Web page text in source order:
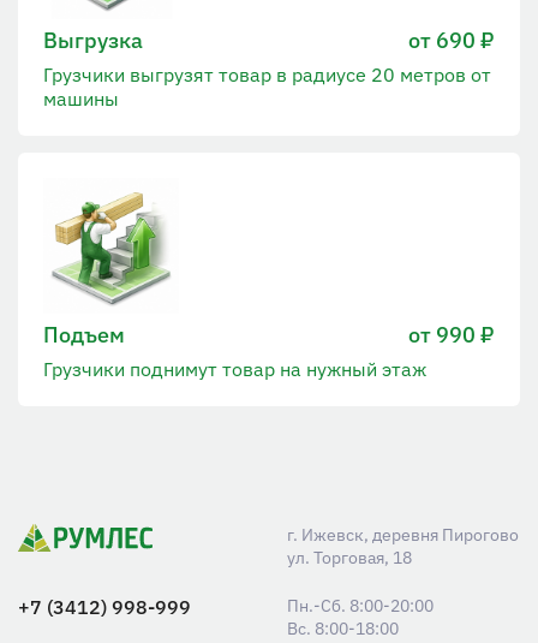
Выгрузка от 690 ₽
Грузчики выгрузят товар в радиусе 20 метров от
машины
Подъем от 990 ₽
Грузчики поднимут товар на нужный этаж
г. Ижевск, деревня Пирогово
ул. Торговая, 18
+7 (3412) 998-999
Пн.-Сб. 8:00-20:00
Вс. 8:00-18:00